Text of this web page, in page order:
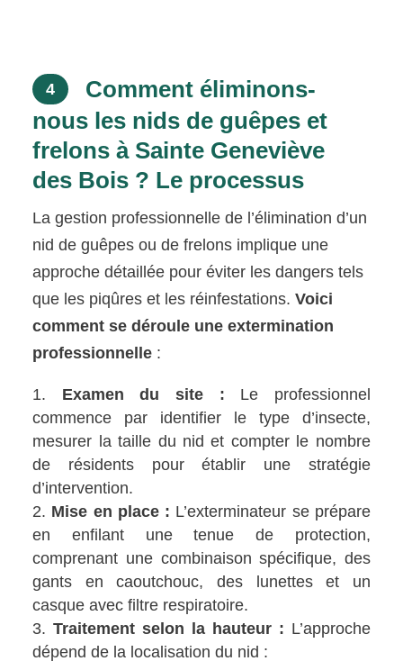
4
Comment éliminons-
nous les nids de guêpes et
frelons à Sainte Geneviève
des Bois ? Le processus
La gestion professionnelle de l’élimination d’un
nid de guêpes ou de frelons implique une
approche détaillée pour éviter les dangers tels
que les piqûres et les réinfestations.Voici
comment se déroule une extermination
professionnelle :
Examen du site : Le professionnel
commence par identifier le type d’insecte,
mesurer la taille du nid et compter le nombre
de résidents pour établir une stratégie
d’intervention.
Mise en place : L’exterminateur se prépare
en enfilant une tenue de protection,
comprenant une combinaison spécifique, des
gants en caoutchouc, des lunettes et un
casque avec filtre respiratoire.
Traitement selon la hauteur : L’approche
dépend de la localisation du nid :